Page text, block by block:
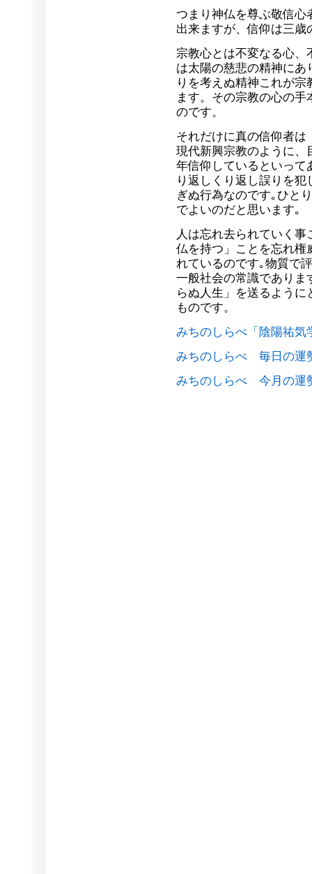
つまり神仏を尊ぶ敬信心
出来ますが、信仰は三歳
宗教心とは不変なる心、
は太陽の慈悲の精神に
りを考えぬ精神これが
ます。その宗教の心の
のです。
それだけに真の信仰者
現代新興宗教のように、
年信仰しているといって
り返しくり返し誤りを
ぎぬ行為なのです｡ひと
でよいのだと思います｡
人は忘れ去られていく
仏を持つ」ことを忘れ権
れているのです｡物質で
一般社会の常識でありま
らぬ人生」を送るよう
ものです。
みちのしらべ「陰陽祐気
みちのしらべ 毎日の運
みちのしらべ 今月の運